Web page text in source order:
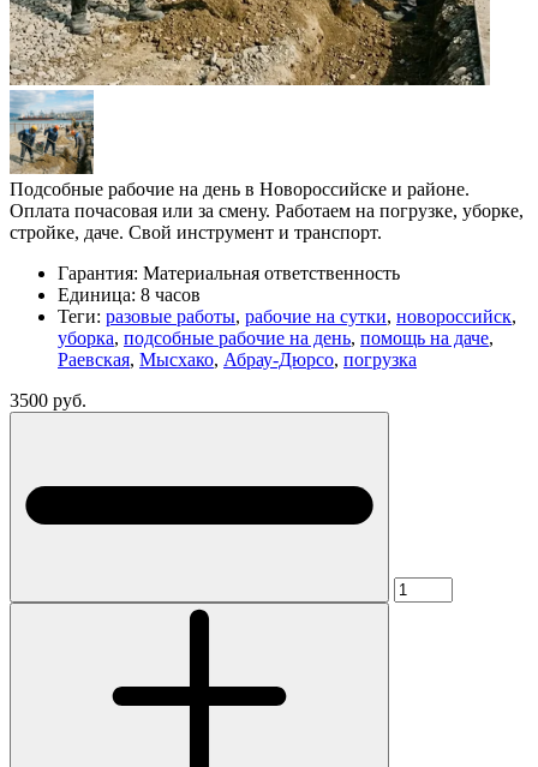
Подсобные рабочие на день в Новороссийске и районе.
Оплата почасовая или за смену. Работаем на погрузке, уборке,
стройке, даче. Свой инструмент и транспорт.
Гарантия: Материальная ответственность
Единица: 8 часов
Теги: разовые работы, рабочие на сутки, новороссийск,
уборка, подсобные рабочие на день, помощь на даче,
Раевская, Мысхако, Абрау-Дюрсо, погрузка
3500 руб.